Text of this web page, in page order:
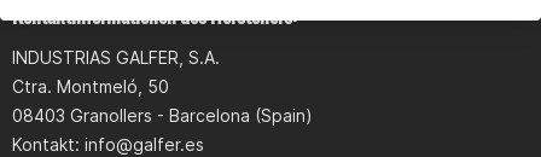
Kontaktinformationen des Herstellers:
INDUSTRIAS GALFER, S.A.
Ctra. Montmeló, 50
08403 Granollers - Barcelona (Spain)
Kontakt: info@galfer.es